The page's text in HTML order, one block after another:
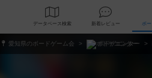
データベース 検索 新着レビュー
愛知県のボードゲーム会 ボドゲエンター